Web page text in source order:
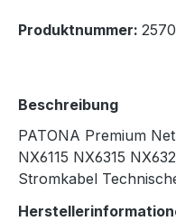
Produktnummer: 2570
Beschreibung
PATONA Premium
NX6115 NX6315
Stromkabel